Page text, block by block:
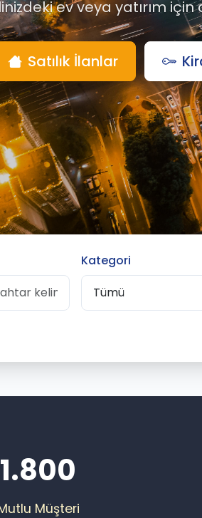
ev veya yatırım için
Satılık İlanlar
Kategori
1.800
Müşteri